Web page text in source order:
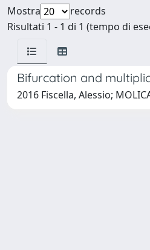
Mostra
records
Risultati 1 - 1 di 1 (tempo di
Bifurcation and
2016 Fiscella, Alessio;